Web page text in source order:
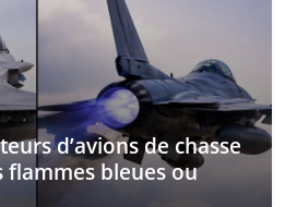
d’avions de chasse
bleues ou